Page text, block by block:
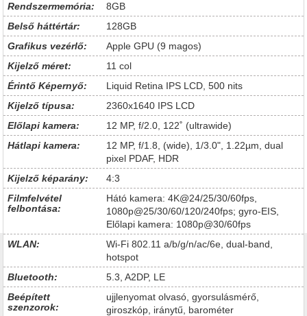
Rendszermemória:
8GB
Belső háttértár:
128GB
Grafikus vezérlő:
Apple GPU (9 magos)
Kijelző méret:
11 col
Érintő Képernyő:
Liquid Retina IPS LCD, 500 nits
Kijelző típusa:
2360x1640 IPS LCD
Előlapi kamera:
12 MP, f/2.0, 122˚ (ultrawide)
Hátlapi kamera:
12 MP, f/1.8, (wide), 1/3.0", 1.22µm, dual
pixel PDAF, HDR
Kijelző képarány:
4:3
Filmfelvétel
felbontása:
Hátó kamera: 4K@24/25/30/60fps,
1080p@25/30/60/120/240fps; gyro-EIS,
Előlapi kamera: 1080p@30/60fps
WLAN:
Wi-Fi 802.11 a/b/g/n/ac/6e, dual-band,
hotspot
Bluetooth:
5.3, A2DP, LE
Beépített
szenzorok:
ujjlenyomat olvasó, gyorsulásmérő,
giroszkóp, iránytű, barométer